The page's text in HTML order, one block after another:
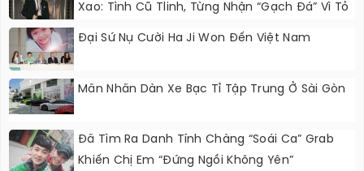
Xao: Tình Cũ Tlinh, Từng Nhận “gạch Đá” Vì Tỏ
Đại Sứ Nụ Cười Ha Ji Won Đến Việt Nam
Mãn Nhãn Dàn Xe Bạc Tỉ Tập Trung Ở Sài Gòn
Đã Tìm Ra Danh Tính Chàng “soái Ca” Grab
Khiến Chị Em “đứng Ngồi Không Yên”